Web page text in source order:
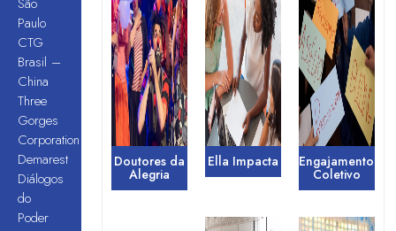
Paulo
CTG
Brasil –
China
Three
Gorges
Corporation
Demarest
Diálogos
do
Poder
Doutores da
Alegria
Ella Impacta Engajamento
Coletivo